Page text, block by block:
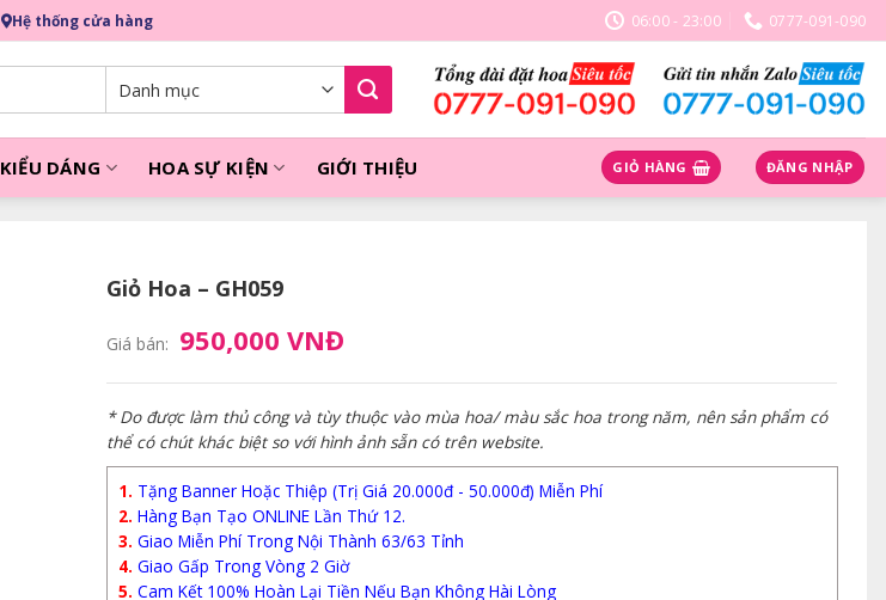
Hệ thống cửa hàng 06:00 - 23:00 0777-091-090
KIỂU DÁNG HOA SỰ KIỆN GIỚI THIỆU GIỎ HÀNG ĐĂNG NHẬP
Giỏ Hoa – GH059
Giá bán: 950,000 VNĐ
* Do được làm thủ công và tùy thuộc vào mùa hoa/ màu sắc hoa trong năm, nên sản phẩm có
thể có chút khác biệt so với hình ảnh sẵn có trên website.
1. Tặng Banner Hoặc Thiệp (Trị Giá 20.000đ - 50.000đ) Miễn Phí
2. Hàng Bạn Tạo ONLINE Lần Thứ 12.
3. Giao Miễn Phí Trong Nội Thành 63/63 Tỉnh
4. Giao Gấp Trong Vòng 2 Giờ
5. Cam Kết 100% Hoàn Lại Tiền Nếu Bạn Không Hài Lòng